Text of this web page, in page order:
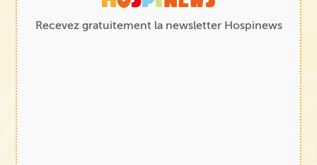
Recevez gratuitement la newsletter Hospinews